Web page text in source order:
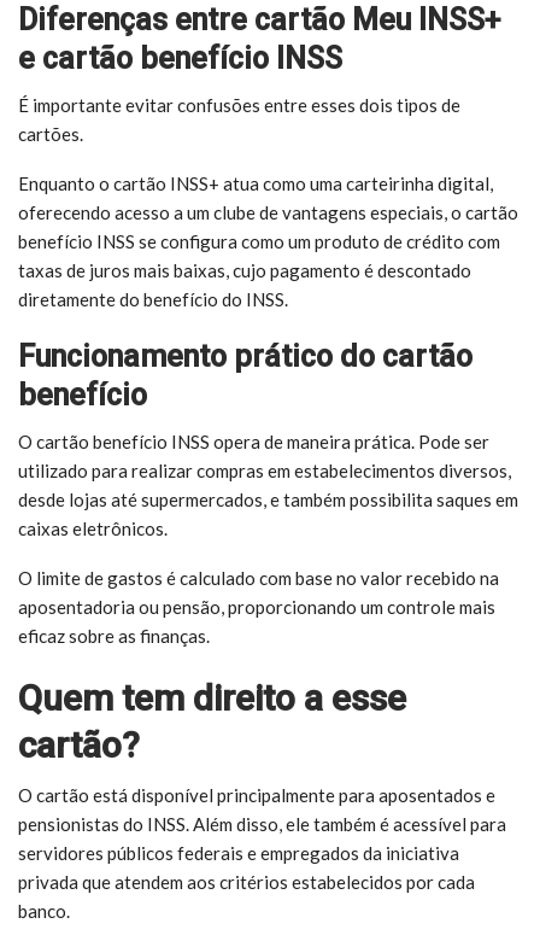
Diferenças entre cartão Meu INSS+
e cartão benefício INSS
É importante evitar confusões entre esses dois tipos de
cartões.
Enquanto o cartão INSS+ atua como uma carteirinha digital,
oferecendo acesso a um clube de vantagens especiais, o cartão
benefício INSS se configura como um produto de crédito com
taxas de juros mais baixas, cujo pagamento é descontado
diretamente do benefício do INSS.
Funcionamento prático do cartão
benefício
O cartão benefício INSS opera de maneira prática. Pode ser
utilizado para realizar compras em estabelecimentos diversos,
desde lojas até supermercados, e também possibilita saques em
caixas eletrônicos.
O limite de gastos é calculado com base no valor recebido na
aposentadoria ou pensão, proporcionando um controle mais
eficaz sobre as finanças.
Quem tem direito a esse
cartão?
O cartão está disponível principalmente para aposentados e
pensionistas do INSS. Além disso, ele também é acessível para
servidores públicos federais e empregados da iniciativa
privada que atendem aos critérios estabelecidos por cada
banco.